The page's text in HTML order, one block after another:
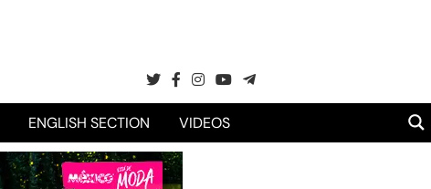
ENGLISH SECTION VIDEOS